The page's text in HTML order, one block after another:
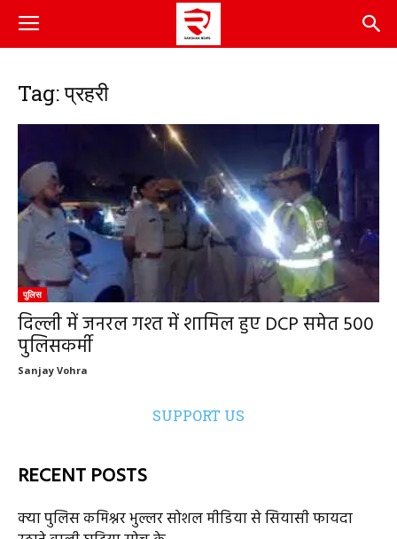
Tag: प्रहरी
पुलिस
दिल्ली में जनरल गश्त में शामिल हुए DCP समेत 500
पुलिसकर्मी
Sanjay Vohra
SUPPORT US
RECENT POSTS
क्या पुलिस कमिश्नर भुल्लर सोशल मीडिया से सियासी फायदा